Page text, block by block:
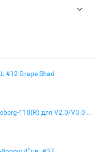
#12 Grape Shad
Ножи к ледобуру Тонар Iceberg-110(R) для V2.0/V3.0 правое вращение